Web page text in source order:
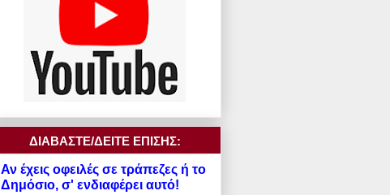
ΔΙΑΒΑΣΤΕ/ΔΕΙΤΕ ΕΠΙΣΗΣ:
Αν έχεις οφειλές σε τράπεζες ή το
Δημόσιο, σ' ενδιαφέρει αυτό!